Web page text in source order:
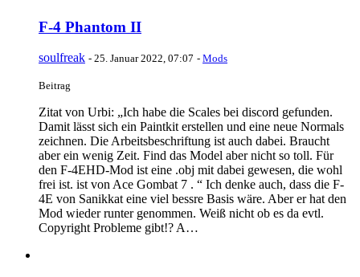
F-4 Phantom II
soulfreak - 25. Januar 2022, 07:07 - Mods
Beitrag
Zitat von Urbi: „Ich habe die Scales bei discord gefunden.
Damit lässt sich ein Paintkit erstellen und eine neue Normals
zeichnen. Die Arbeitsbeschriftung ist auch dabei. Braucht
aber ein wenig Zeit. Find das Model aber nicht so toll. Für
den F-4EHD-Mod ist eine .obj mit dabei gewesen, die wohl
frei ist. ist von Ace Gombat 7 . “ Ich denke auch, dass die F-
4E von Sanikkat eine viel bessre Basis wäre. Aber er hat den
Mod wieder runter genommen. Weiß nicht ob es da evtl.
Copyright Probleme gibt!? A…